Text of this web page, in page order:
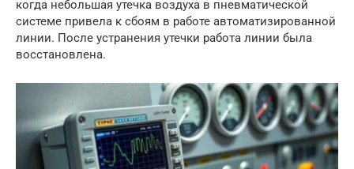
когда небольшая утечка воздуха в пневматической
системе привела к сбоям в работе автоматизированной
линии. После устранения утечки работа линии была
восстановлена.